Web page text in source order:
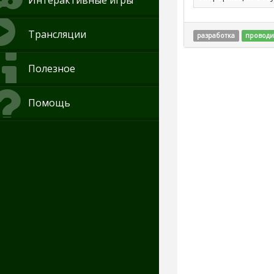
Трансляции
Полезное
Помощь
разработка